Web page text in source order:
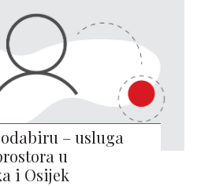
– usluga
u
i Osijek